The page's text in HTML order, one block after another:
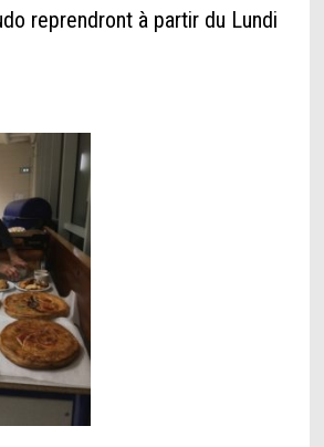
reprendront à partir du Lundi